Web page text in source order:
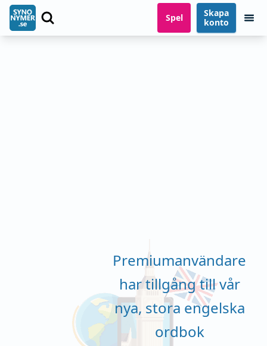
Spel
Skapa
konto
Premiumanvändare
har tillgång till vår
nya, stora engelska
ordbok